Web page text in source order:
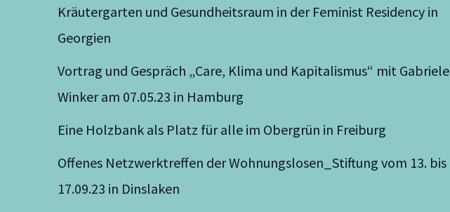
Kräutergarten und Gesundheitsraum in der Feminist Residency in
Georgien
Vortrag und Gespräch „Care, Klima und Kapitalismus“ mit Gabriele
Winker am 07.05.23 in Hamburg
Eine Holzbank als Platz für alle im Obergrün in Freiburg
Offenes Netzwerktreffen der Wohnungslosen_Stiftung vom 13. bis
17.09.23 in Dinslaken